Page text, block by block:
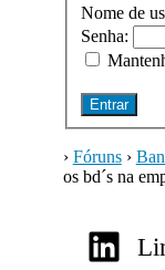
Nome de
Senha:
Entrar
› Fóruns ›
os bd´s na